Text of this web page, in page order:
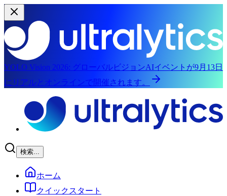
YOLO Vision 2026: グローバルビジョンAIイベントが9月13日
にリアルとオンラインで開催されます。
検索...
ホーム
クイックスタート